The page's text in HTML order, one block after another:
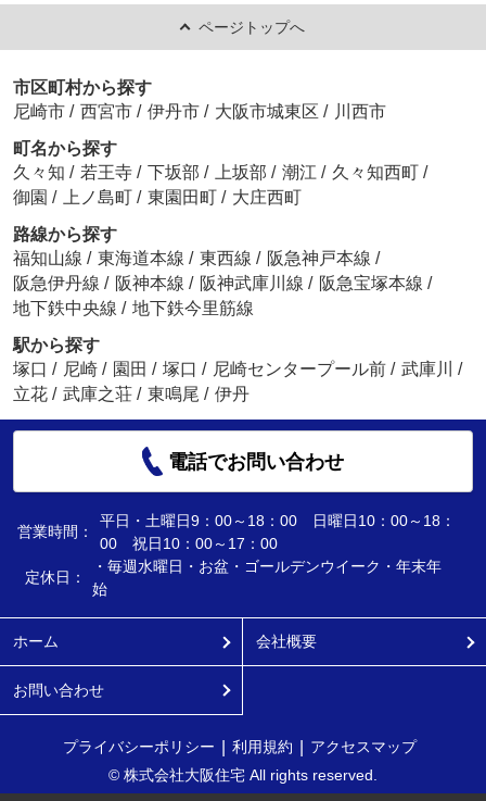
ページトップへ
市区町村から探す
尼崎市 / 西宮市 / 伊丹市 / 大阪市城東区 / 川西市
町名から探す
久々知 / 若王寺 / 下坂部 / 上坂部 / 潮江 / 久々知西町 /
御園 / 上ノ島町 / 東園田町 / 大庄西町
路線から探す
福知山線 / 東海道本線 / 東西線 / 阪急神戸本線 /
阪急伊丹線 / 阪神本線 / 阪神武庫川線 / 阪急宝塚本線 /
地下鉄中央線 / 地下鉄今里筋線
駅から探す
塚口 / 尼崎 / 園田 / 塚口 / 尼崎センタープール前 / 武庫川
/
立花 / 武庫之荘 / 東鳴尾 / 伊丹
電話でお問い合わせ
営業時間：
平日・土曜日9：00～18：00 日曜日10：00～18：
00 祝日10：00～17：00
定休日：
・毎週水曜日・お盆・ゴールデンウイーク・年末年
始
ホーム 会社概要
お問い合わせ
プライバシーポリシー 利用規約
アクセスマップ
© 株式会社大阪住宅 All rights reserved.